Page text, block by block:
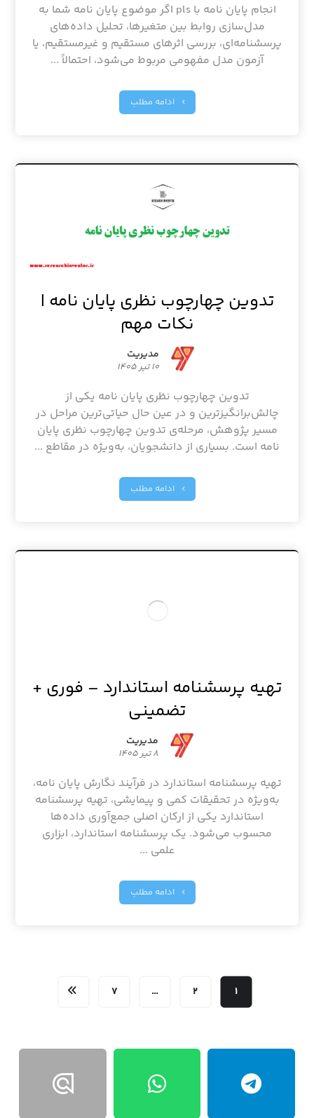
انجام پایان نامه با pls اگر موضوع پایان نامه شما به
مدل‌سازی روابط بین متغیرها، تحلیل داده‌های
پرسشنامه‌ای، بررسی اثرهای مستقیم و غیرمستقیم، یا
آزمون مدل مفهومی مربوط می‌شود، احتمالاً ...
ادامه مطلب
تدوین چهارچوب نظری پایان نامه |
نکات مهم
مدیریت
۱۰ تیر ۱۴۰۵
تدوین چهارچوب نظری پایان نامه یکی از
چالش‌برانگیزترین و در عین حال حیاتی‌ترین مراحل در
مسیر پژوهش، مرحله‌ی تدوین چهارچوب نظری پایان
نامه است. بسیاری از دانشجویان، به‌ویژه در مقاطع ...
ادامه مطلب
تهیه پرسشنامه استاندارد – فوری +
تضمینی
مدیریت
۸ تیر ۱۴۰۵
تهیه پرسشنامه استاندارد در فرآیند نگارش پایان نامه،
به‌ویژه در تحقیقات کمی و پیمایشی، تهیه پرسشنامه
استاندارد یکی از ارکان اصلی جمع‌آوری داده‌ها
محسوب می‌شود. یک پرسشنامه استاندارد، ابزاری
علمی ...
ادامه مطلب
۱ ۲ … ۷